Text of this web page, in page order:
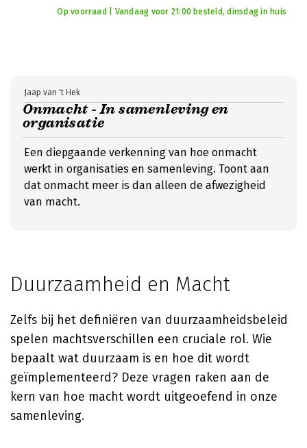
Op voorraad | Vandaag voor 21:00 besteld, dinsdag in huis
Onmacht - In samenleving en
organisatie
Jaap van 't Hek
Een diepgaande verkenning van hoe onmacht
werkt in organisaties en samenleving. Toont aan
dat onmacht meer is dan alleen de afwezigheid
van macht.
Duurzaamheid en Macht
Zelfs bij het definiëren van duurzaamheidsbeleid
spelen machtsverschillen een cruciale rol. Wie
bepaalt wat duurzaam is en hoe dit wordt
geïmplementeerd? Deze vragen raken aan de
kern van hoe macht wordt uitgeoefend in onze
samenleving.